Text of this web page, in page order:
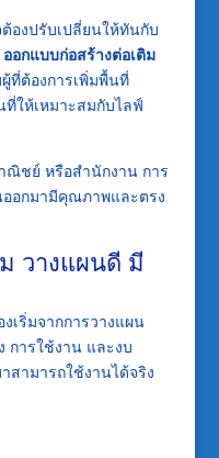
องปรับเปลี่ยนให้ทันกับ
ออกแบบก่อสร้างต่อเติม
ที่ต้องการเพิ่มพื้นที่
ให้เหมาะสมกับไลฟ์
ณิชย์ หรือสำนักงาน การ
ออกมามีคุณภาพและตรง
วางแผนดี มี
เริ่มจากการวางแผน
การใช้งาน และงบ
สามารถใช้งานได้จริง